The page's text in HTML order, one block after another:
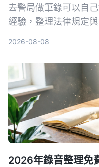
去警局做筆錄可以自
經驗，整理法律規定
2026-08-08
2026年錄音整理免